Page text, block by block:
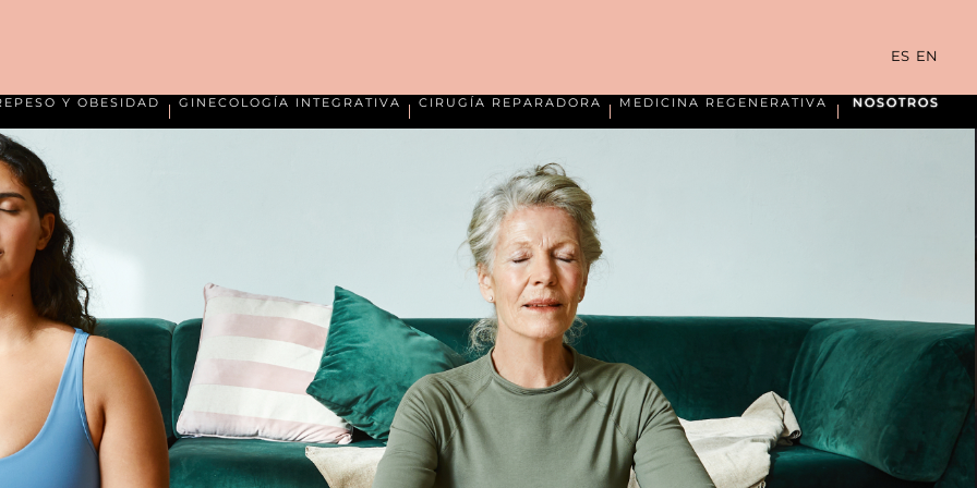
ES EN
Y OBESIDAD GINECOLOGÍA INTEGRATIVA CIRUGÍA REPARADORA MEDICINA REGENERATIVA NOSOTROS